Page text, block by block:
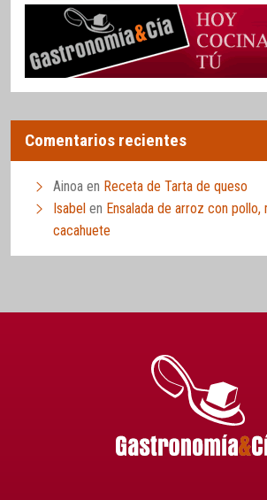
Comentarios recientes
Ainoa en Receta de Tarta de queso
Isabel en Ensalada de arroz con pollo,
cacahuete